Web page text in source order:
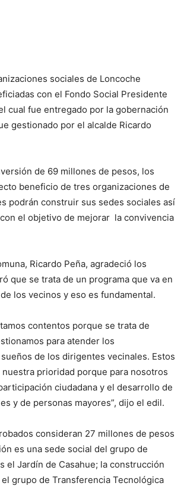
sociales de Loncoche
con el Fondo Social Presidente
cual fue entregado por la gobernación
gestionado por el alcalde Ricardo
de 69 millones de pesos, los
beneficio de tres organizaciones de
podrán construir sus sedes sociales así
el objetivo de mejorar la convivencia
Ricardo Peña, agradeció los
que se trata de un programa que va en
los vecinos y eso es fundamental.
contentos porque se trata de
para atender los
de los dirigentes vecinales. Estos
prioridad porque para nosotros
ciudadana y el desarrollo de
y de personas mayores”, dijo el edil.
consideran 27 millones de pesos
es una sede social del grupo de
el Jardín de Casahue; la construcción
grupo de Transferencia Tecnológica